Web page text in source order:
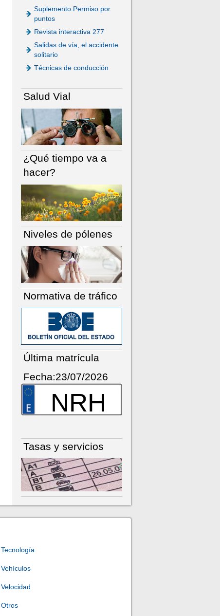
Suplemento Permiso por
puntos
Revista interactiva 277
Salidas de vía, el accidente
solitario
Técnicas de conducción
Salud Vial
¿Qué tiempo va a
hacer?
Niveles de pólenes
Normativa de tráfico
Última matrícula
Fecha:23/07/2026
NRH
Tasas y servicios
Tecnología
Vehículos
Velocidad
Otros